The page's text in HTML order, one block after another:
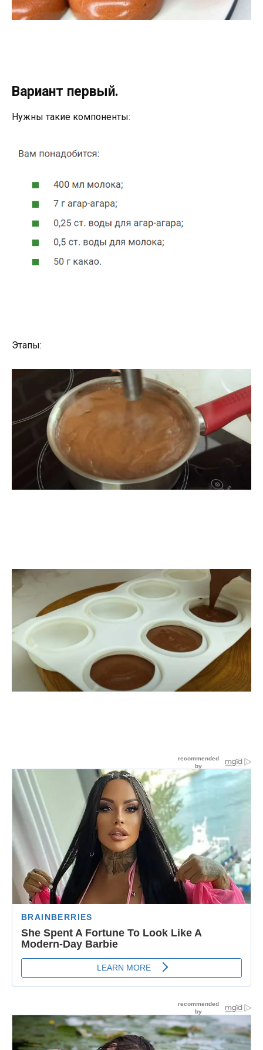
Вариант первый.
Нужны такие компоненты:
Этапы: